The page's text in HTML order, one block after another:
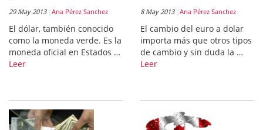
29 May 2013 Ana Pérez Sanchez
El dólar, también conocido
como la moneda verde. Es la
moneda oficial en Estados …
Leer
8 May 2013 Ana Pérez Sanchez
El cambio del euro a dolar
importa más que otros tipos
de cambio y sin duda la …
Leer